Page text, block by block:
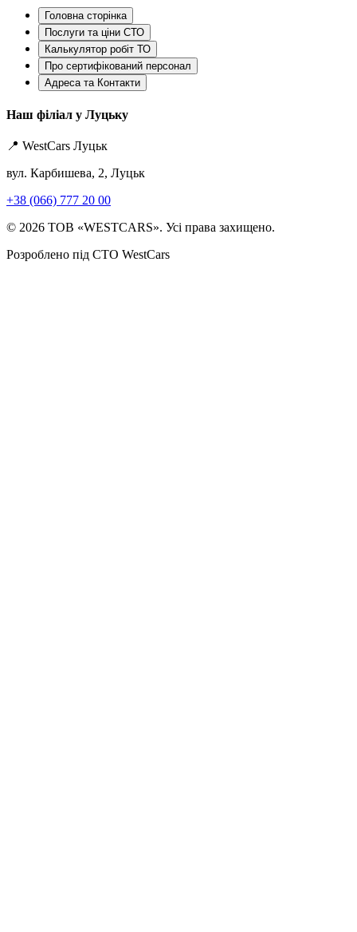
Головна сторінка
Послуги та ціни СТО
Калькулятор робіт ТО
Про сертифікований персонал
Адреса та Контакти
Наш філіал у Луцьку
📍 WestCars Луцьк
вул. Карбишева, 2, Луцьк
+38 (066) 777 20 00
© 2026 ТОВ «WESTCARS». Усі права захищено.
Розроблено під СТО WestCars